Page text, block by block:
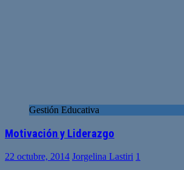
Gestión Educativa
Motivación y Liderazgo
22 octubre, 2014 Jorgelina Lastiri 1